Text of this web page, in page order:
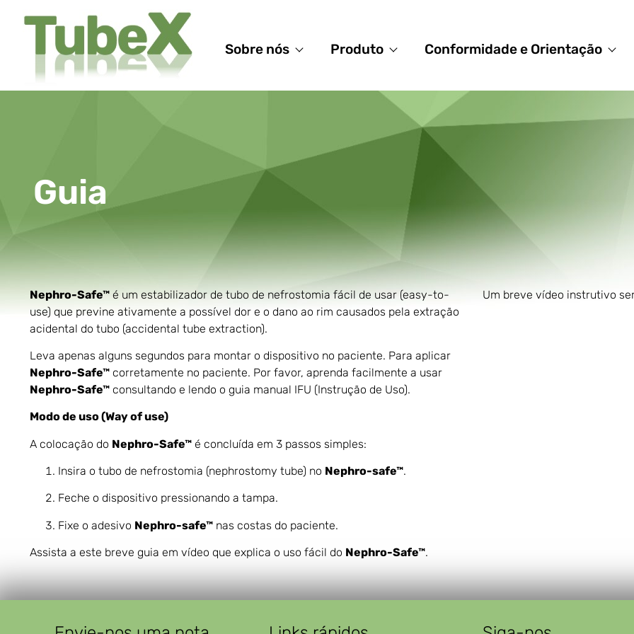
Sobre nós Produto Conformidade e Orientação
Guia
Nephro-Safe™ é um estabilizador de tubo de nefrostomia fácil de usar (easy-to-
use) que previne ativamente a possível dor e o dano ao rim causados pela extração
acidental do tubo (accidental tube extraction).
Leva apenas alguns segundos para montar o dispositivo no paciente. Para aplicar
Nephro-Safe™ corretamente no paciente. Por favor, aprenda facilmente a usar
Nephro-Safe™ consultando e lendo o guia manual IFU (Instrução de Uso).
Modo de uso (Way of use)
A colocação do Nephro-Safe™ é concluída em 3 passos simples:
Insira o tubo de nefrostomia (nephrostomy tube) no Nephro-safe™.
Feche o dispositivo pressionando a tampa.
Fixe o adesivo Nephro-safe™ nas costas do paciente.
Assista a este breve guia em vídeo que explica o uso fácil do Nephro-Safe™.
Um breve vídeo instrutivo